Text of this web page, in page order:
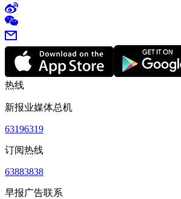
热线
新报业媒体总机
63196319
订阅热线
63883838
早报广告联系